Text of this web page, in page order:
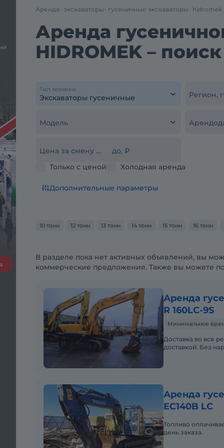
Аренда экскаваторы гусеничные экскаваторы hidromek
Аренда
HIDROMEK – поиск
Тип техники
Регион,
Модель
Цена за смену от, ₽
до, ₽
Только с ценой
Холодная аренда
Дополнительные параметры
10 тонн 12 тонн 13 тонн 14 тонн 15 тонн 16 тонн
В разделе пока нет активных объявлений, вы
коммерческие предложения. Также вы можете
Аренда
R 160LC-9S
Минимальное
Доставка во все
доставкой. Без
Аренда
EC140B LC
Топливо
день заказа.